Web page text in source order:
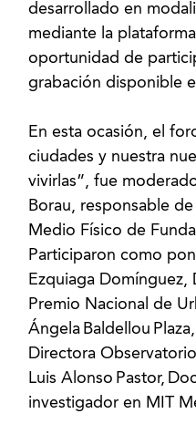
desarrollado en
mediante la
oportunidad de
grabación disponible
En esta ocasión, el
ciudades y nuestra
vivirlas”, fue
Borau, responsable
Medio Físico de
Participaron como
Ezquiaga
Premio Nacional de
Ángela Baldellou
Directora
Luis Alonso Pastor,
investigador en MIT